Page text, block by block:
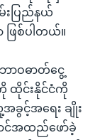
းပြည်နယ်
ြစ်ပါတယ်။
ာဝဓာတ်ငွေ့
ထိုင်းနိုင်ငံကို
င့်အရေး ချိုး
င်အထည်ဖော်ခဲ့